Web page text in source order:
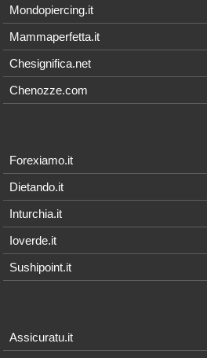
Mondopiercing.it
Mammaperfetta.it
Chesignifica.net
Chenozze.com
Forexiamo.it
Dietando.it
Inturchia.it
Ioverde.it
Sushipoint.it
Assicuratu.it